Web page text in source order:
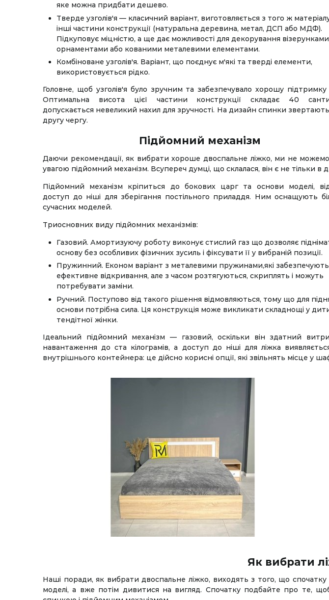
яке можна придбати дешево.
Тверде узголів'я — класичний варіант, виготовляється з того ж
інші частини конструкції (натуральна деревина, метал, ДСП або МДФ).
Підкуповує міцністю, а ще дає можливості для декорування
орнаментами або кованими металевими елементами.
Комбіноване узголів'я. Варіант, що поєднує м'які та тверді елементи,
використовується рідко.
Головне, щоб узголів'я було зручним та забезпечувало хорошу підтримку
Оптимальна висота цієї частини конструкції складає 40
допускається невеликий нахил для зручності. На дизайн спинки звертають
другу чергу.
Підйомний механізм
Даючи рекомендації, як вибрати хороше двоспальне ліжко, ми не можемо
увагою підйомний механізм. Всупереч думці, що склалася, він є не тільки в
Підйомний механізм кріпиться до бокових царг та основи моделі,
доступ до ніші для зберігання постільного приладдя. Ним оснащують
сучасних моделей.
Триосновних виду підйомних механізмів:
Газовий. Амортизуючу роботу виконує стислий газ що дозволяє
основу без особливих фізичних зусиль і фіксувати її у вибраній позиції.
Пружинний. Економ варіант з металевими пружинами,які забезпечують
ефективне відкривання, але з часом розтягуються, скриплять і можуть
потребувати заміни.
Ручний. Поступово від такого рішення відмовляються, тому що для
основи потрібна сила. Ця конструкція може викликати складнощі у
тендітної жінки.
Ідеальний підйомний механізм — газовий, оскільки він здатний
навантаження до ста кілограмів, а доступ до ніші для ліжка
внутрішнього контейнера: це дійсно корисні опції, які звільнять місце у
Як вибрати
Наші поради, як вибрати двоспальне ліжко, виходять з того, що
моделі, а вже потім дивитися на вигляд. Спочатку подбайте про те,